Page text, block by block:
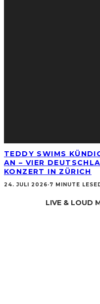
TEDDY SWIMS
AN – VIER
KONZERT IN ZÜRICH
24. JULI 2026·7 MINUTE
LIVE & LOUD